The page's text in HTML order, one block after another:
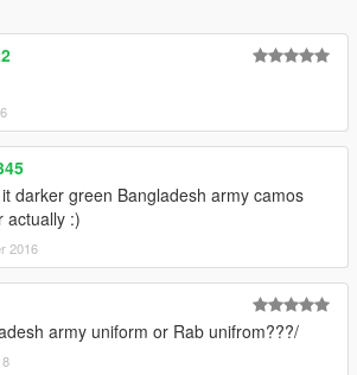
darker green Bangladesh army camos
actually :)
2016
army uniform or Rab unifrom???/